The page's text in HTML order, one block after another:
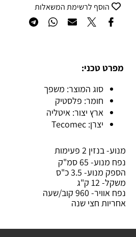
הוסף לרשימת המשאלות
מפרט טכני:
סוג המוצר: משפך
חומר: פלסטיק
ארץ יצור: איטליה
יצרן: Tecomec
מנוע- בנזין 2 פעימות
נפח מנוע- 65 סמ"ק
הספק מנוע- 3.5 כ"ס
משקל- 12 ק"ג
נפח אוויר- 960 קוב/שעה
אחריות חצי שנה